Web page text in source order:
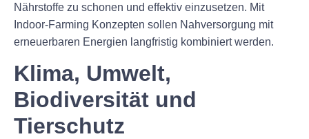
Nährstoffe zu schonen und effektiv einzusetzen. Mit
Indoor-Farming Konzepten sollen Nahversorgung mit
erneuerbaren Energien langfristig kombiniert werden.
Klima, Umwelt,
Biodiversität und
Tierschutz